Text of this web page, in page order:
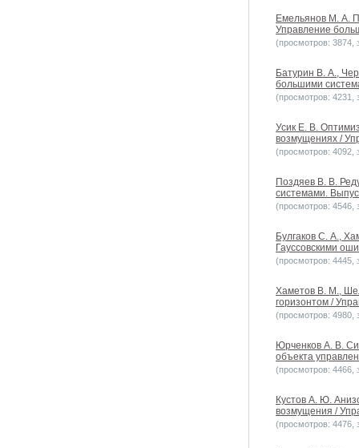
Емельянов М. А.
Управление
(просмотров: 3874,
Батурин В. А.,
большими
(просмотров: 4231,
Усик Е. В.
возмущениях /
(просмотров: 4092,
Поздяев В. В.
системами.
(просмотров: 4546,
Булгаков С. А.,
Гауссовскими
(просмотров: 4445,
Хаметов В. М.,
горизонтом /
(просмотров: 4980,
Юрченков А. В.
объекта
(просмотров: 4466,
Кустов А. Ю.
возмущения /
(просмотров: 4476,